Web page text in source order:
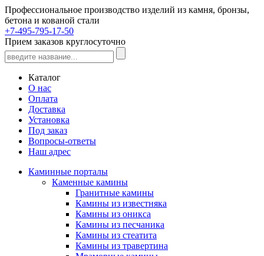
Профессиональное производство изделий из камня, бронзы,
бетона и кованой стали
+7-495-795-17-50
Прием заказов круглосуточно
Каталог
О нас
Оплата
Доставка
Установка
Под заказ
Вопросы-ответы
Наш адрес
Каминные порталы
Каменные камины
Гранитные камины
Камины из известняка
Камины из оникса
Камины из песчаника
Камины из стеатита
Камины из травертина